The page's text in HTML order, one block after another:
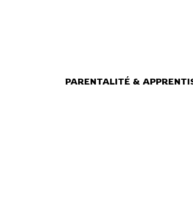
PARENTALITÉ &